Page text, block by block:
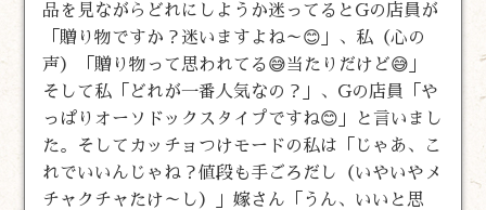
品を見ながらどれにしようか迷ってるとGの店員が
「贈り物ですか？迷いますよね～😊」、私（心の
声）「贈り物って思われてる😅当たりだけど😅」
そして私「どれが一番人気なの？」、Gの店員「や
っぱりオーソドックスタイプですね😊」と言いまし
た。そしてカッチョつけモードの私は「じゃあ、こ
れでいいんじゃね？値段も手ごろだし（いやいやメ
チャクチャたけ～し）」嫁さん「うん、いいと思